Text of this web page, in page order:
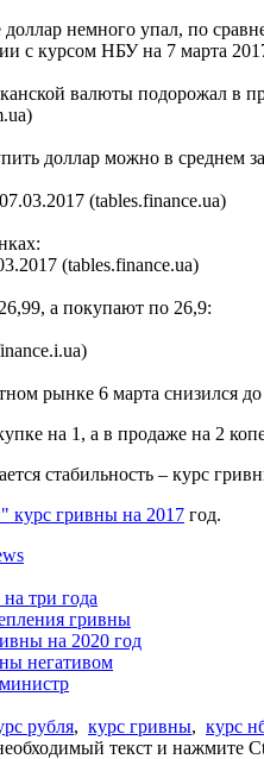
немного упал, по
с курсом НБУ на 7 марта
валюты подорожал в
доллар можно в среднем
(tables.finance.ua)
(tables.finance.ua)
а покупают по 26,9:
рынке 6 марта снизился
на 1, а в продаже на 2
стабильность – курс
курс гривны на 2017 год.
три года
гривны
на 2020 год
негативом
рубля, курс гривны, курс
текст и нажмите